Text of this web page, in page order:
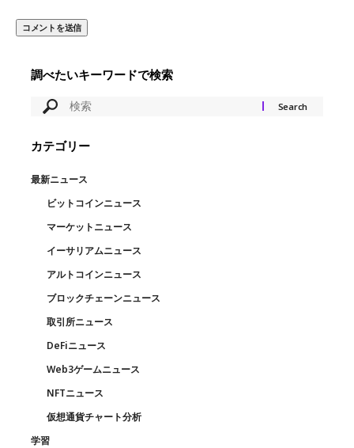
調べたいキーワードで検索
カテゴリー
最新ニュース
ビットコインニュース
マーケットニュース
イーサリアムニュース
アルトコインニュース
ブロックチェーンニュース
取引所ニュース
DeFiニュース
Web3ゲームニュース
NFTニュース
仮想通貨チャート分析
学習